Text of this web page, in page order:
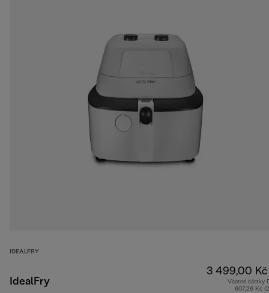
IDEALFRY
IdealFry
3 499,00 Kč
Včetně částky
607,26 Kč